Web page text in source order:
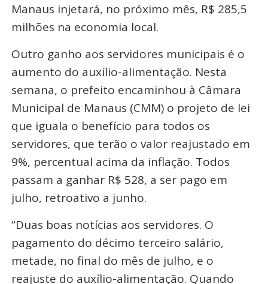
Manaus injetará, no próximo mês, R$ 285,5
milhões na economia local.
Outro ganho aos servidores municipais é o
aumento do auxílio-alimentação. Nesta
semana, o prefeito encaminhou à Câmara
Municipal de Manaus (CMM) o projeto de lei
que iguala o benefício para todos os
servidores, que terão o valor reajustado em
9%, percentual acima da inflação. Todos
passam a ganhar R$ 528, a ser pago em
julho, retroativo a junho.
“Duas boas notícias aos servidores. O
pagamento do décimo terceiro salário,
metade, no final do mês de julho, e o
reajuste do auxílio-alimentação. Quando